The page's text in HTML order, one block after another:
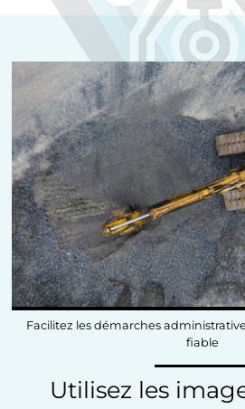
Facilitez les démarches
fiable
Utilisez les